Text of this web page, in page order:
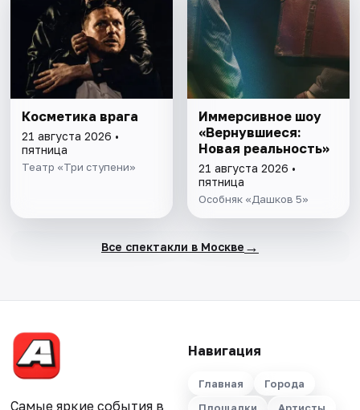
Косметика врага
21 августа 2026 •
пятница
Театр «Три ступени»
Иммерсивное шоу
«Вернувшиеся:
Новая реальность»
21 августа 2026 •
пятница
Особняк «Дашков 5»
Все спектакли в Москве →
Самые яркие события в
Навигация
Главная
Города